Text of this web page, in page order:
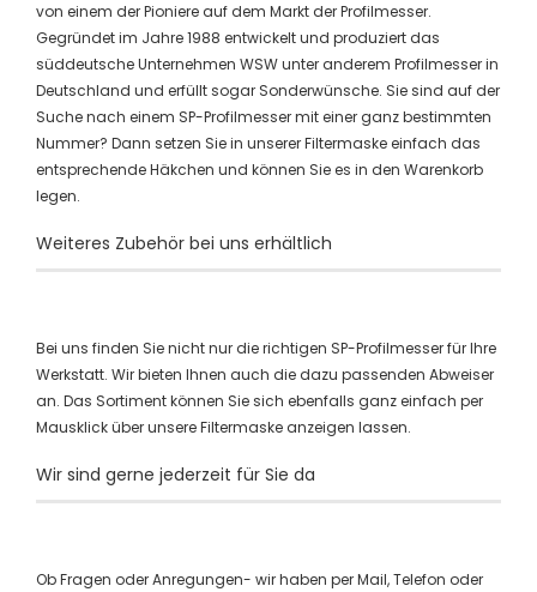
von einem der Pioniere auf dem Markt der Profilmesser.
Gegründet im Jahre 1988 entwickelt und produziert das
süddeutsche Unternehmen WSW unter anderem Profilmesser in
Deutschland und erfüllt sogar Sonderwünsche. Sie sind auf der
Suche nach einem SP-Profilmesser mit einer ganz bestimmten
Nummer? Dann setzen Sie in unserer Filtermaske einfach das
entsprechende Häkchen und können Sie es in den Warenkorb
legen.
Weiteres Zubehör bei uns erhältlich
Bei uns finden Sie nicht nur die richtigen SP-Profilmesser für Ihre
Werkstatt. Wir bieten Ihnen auch die dazu passenden Abweiser
an. Das Sortiment können Sie sich ebenfalls ganz einfach per
Mausklick über unsere Filtermaske anzeigen lassen.
Wir sind gerne jederzeit für Sie da
Ob Fragen oder Anregungen- wir haben per Mail, Telefon oder